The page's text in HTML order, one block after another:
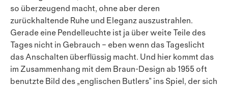
so überzeugend macht, ohne aber deren
zurückhaltende Ruhe und Eleganz auszustrahlen.
Gerade eine Pendelleuchte ist ja über weite Teile des
Tages nicht in Gebrauch – eben wenn das Tageslicht
das Anschalten überflüssig macht. Und hier kommt das
im Zusammenhang mit dem Braun-Design ab 1955 oft
benutzte Bild des „englischen Butlers” ins Spiel, der sich